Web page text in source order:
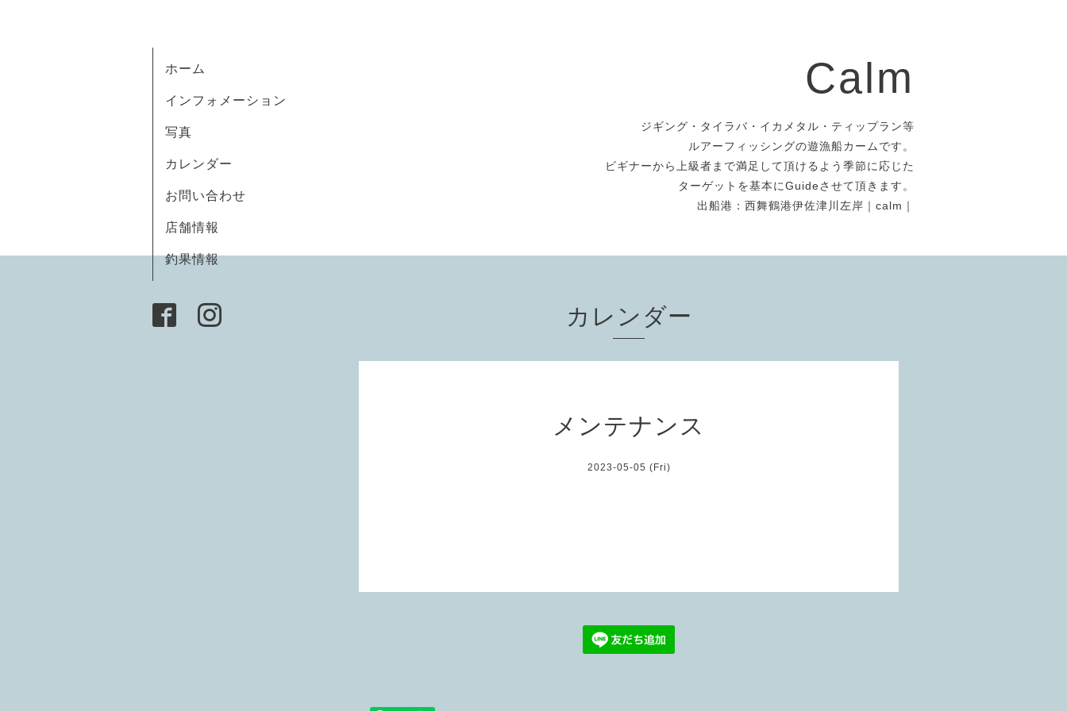
Calm
ジギング・タイラバ・イカメタル・ティップラン等
ルアーフィッシングの遊漁船カームです。
ビギナーから上級者まで満足して頂けるよう季節に応じた
ターゲットを基本にGuideさせて頂きます。
出船港：西舞鶴港伊佐津川左岸｜calm｜
ホーム
インフォメーション
写真
カレンダー
お問い合わせ
店舗情報
釣果情報
カレンダー
メンテナンス
2023-05-05 (Fri)